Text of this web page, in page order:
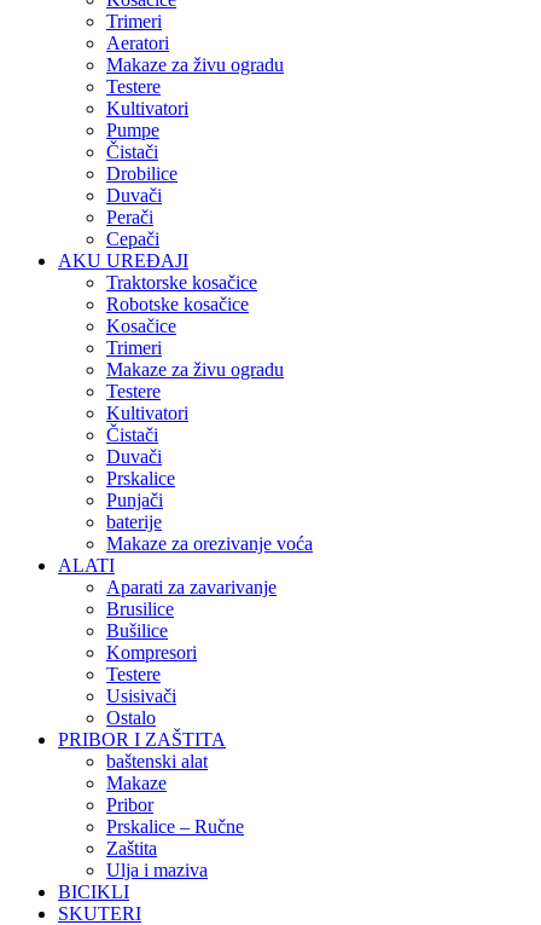
Trimeri
Aeratori
Makaze za živu ogradu
Testere
Kultivatori
Pumpe
Čistači
Drobilice
Duvači
Perači
Cepači
AKU UREĐAJI
Traktorske kosačice
Robotske kosačice
Kosačice
Trimeri
Makaze za živu ogradu
Testere
Kultivatori
Čistači
Duvači
Prskalice
Punjači
baterije
Makaze za orezivanje voća
ALATI
Aparati za zavarivanje
Brusilice
Bušilice
Kompresori
Testere
Usisivači
Ostalo
PRIBOR I ZAŠTITA
baštenski alat
Makaze
Pribor
Prskalice – Ručne
Zaštita
Ulja i maziva
BICIKLI
SKUTERI